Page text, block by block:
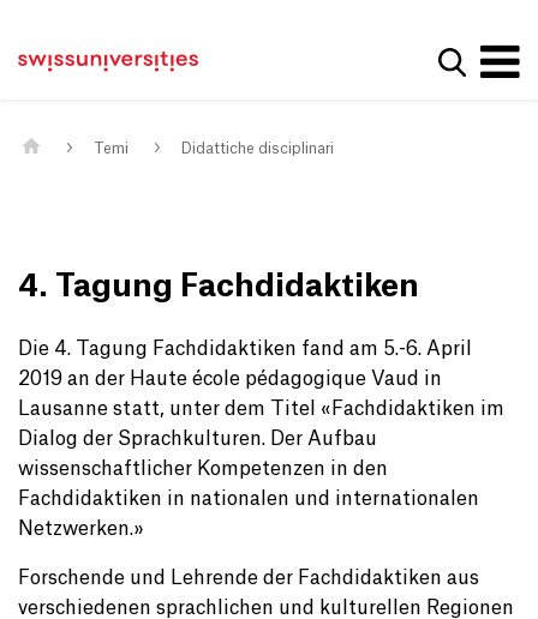
Navigazione principale
Contenuto
Meta Navigation
Mostra
Temi Didattiche disciplinari
4. Tagung Fachdidaktiken
Die 4. Tagung Fachdidaktiken fand am 5.-6. April
2019 an der Haute école pédagogique Vaud in
Lausanne statt, unter dem Titel «Fachdidaktiken im
Dialog der Sprachkulturen. Der Aufbau
wissenschaftlicher Kompetenzen in den
Fachdidaktiken in nationalen und internationalen
Netzwerken.»
Forschende und Lehrende der Fachdidaktiken aus
verschiedenen sprachlichen und kulturellen Regionen